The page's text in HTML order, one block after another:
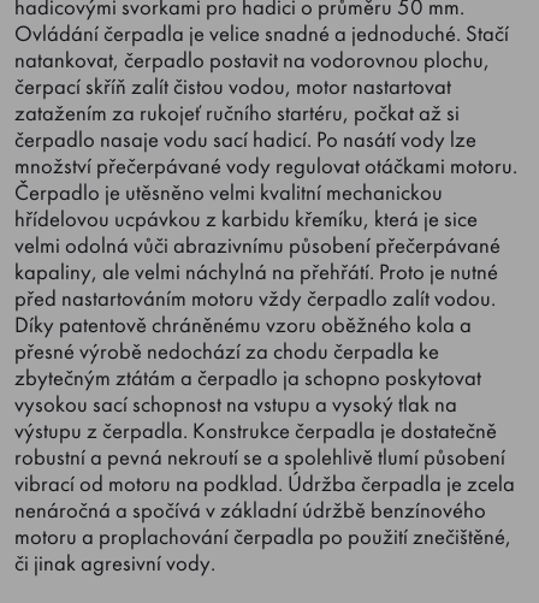
hadicovými svorkami pro hadici o průměru 50 mm.
Ovládání čerpadla je velice snadné a jednoduché. Stačí
natankovat, čerpadlo postavit na vodorovnou plochu,
čerpací skříň zalít čistou vodou, motor nastartovat
zatažením za rukojeť ručního startéru, počkat až si
čerpadlo nasaje vodu sací hadicí. Po nasátí vody lze
množství přečerpávané vody regulovat otáčkami motoru.
Čerpadlo je utěsněno velmi kvalitní mechanickou
hřídelovou ucpávkou z karbidu křemíku, která je sice
velmi odolná vůči abrazivnímu působení přečerpávané
kapaliny, ale velmi náchylná na přehřátí. Proto je nutné
před nastartováním motoru vždy čerpadlo zalít vodou.
Díky patentově chráněnému vzoru oběžného kola a
přesné výrobě nedochází za chodu čerpadla ke
zbytečným ztátám a čerpadlo ja schopno poskytovat
vysokou sací schopnost na vstupu a vysoký tlak na
výstupu z čerpadla. Konstrukce čerpadla je dostatečně
robustní a pevná nekroutí se a spolehlivě tlumí působení
vibrací od motoru na podklad. Údržba čerpadla je zcela
nenáročná a spočívá v základní údržbě benzínového
motoru a proplachování čerpadla po použití znečištěné,
či jinak agresivní vody.